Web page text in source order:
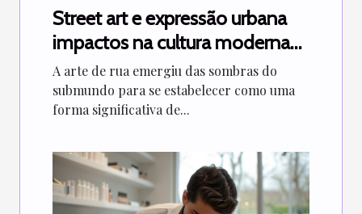
Street art e expressão urbana
impactos na cultura moderna
das cidades
A arte de rua emergiu das sombras do
submundo para se estabelecer como uma
forma significativa de...